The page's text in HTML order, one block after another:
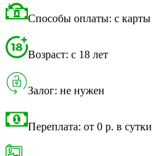
Способы оплаты: с карты
Возраст: с 18 лет
Залог: не нужен
Переплата: от 0 р. в сутки